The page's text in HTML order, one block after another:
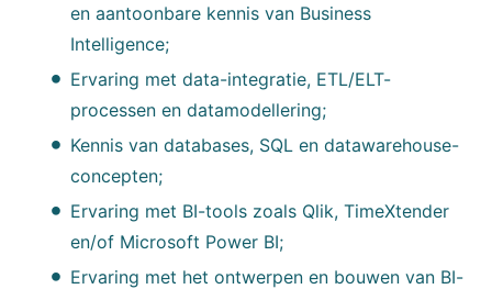
en aantoonbare kennis van Business
Intelligence;
Ervaring met data-integratie, ETL/ELT-
processen en datamodellering;
Kennis van databases, SQL en datawarehouse-
concepten;
Ervaring met BI-tools zoals Qlik, TimeXtender
en/of Microsoft Power BI;
Ervaring met het ontwerpen en bouwen van BI-